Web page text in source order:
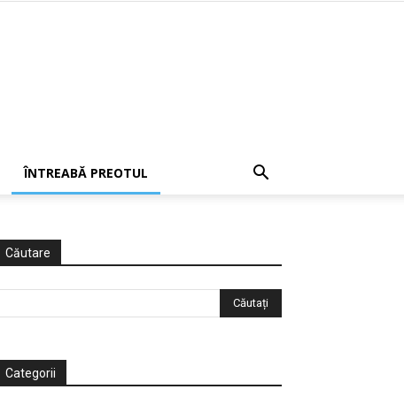
ÎNTREABĂ PREOTUL
Căutare
Categorii